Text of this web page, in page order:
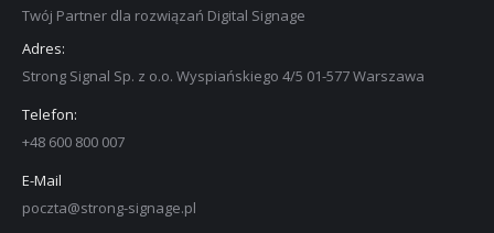
Twój Partner dla rozwiązań Digital Signage
Adres:
Strong Signal Sp. z o.o. Wyspiańskiego 4/5 01-577 Warszawa
Telefon:
+48 600 800 007
E-Mail
poczta@strong-signage.pl